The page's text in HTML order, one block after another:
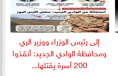
إلى رئيس الوزراء ووزير الري
ومحافظة الوادي الجديد: أنقذوا
200 أسرة يقتلها...